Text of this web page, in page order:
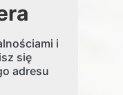
i
się
adresu